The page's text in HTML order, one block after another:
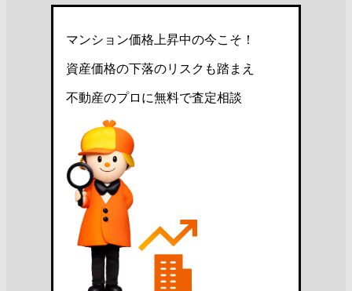
マンション価格上昇中の今こそ！
資産価格の下落のリスクも踏まえ
不動産のプロに無料で査定相談